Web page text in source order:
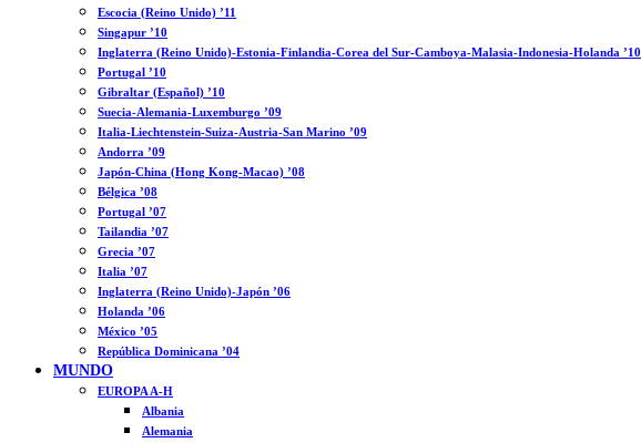
Escocia (Reino Unido) ’11
Singapur ’10
Inglaterra (Reino Unido)-Estonia-Finlandia-Corea del Sur-Camboya-Malasia-Indonesia-Holanda ’10
Portugal ’10
Gibraltar (Español) ’10
Suecia-Alemania-Luxemburgo ’09
Italia-Liechtenstein-Suiza-Austria-San Marino ’09
Andorra ’09
Japón-China (Hong Kong-Macao) ’08
Bélgica ’08
Portugal ’07
Tailandia ’07
Grecia ’07
Italia ’07
Inglaterra (Reino Unido)-Japón ’06
Holanda ’06
México ’05
República Dominicana ’04
MUNDO
EUROPA A-H
Albania
Alemania